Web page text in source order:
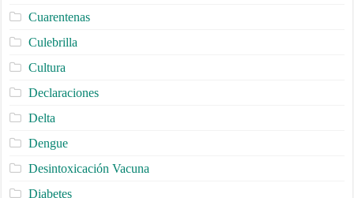
Cuarentenas
Culebrilla
Cultura
Declaraciones
Delta
Dengue
Desintoxicación Vacuna
Diabetes